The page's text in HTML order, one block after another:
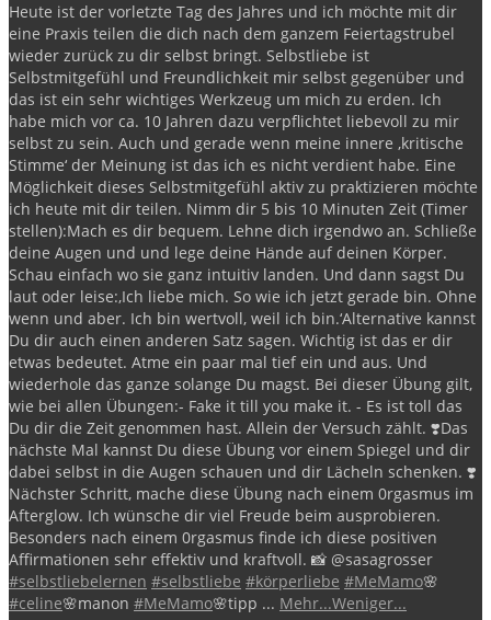
Heute ist der vorletzte Tag des Jahres und ich möchte mit dir
eine Praxis teilen die dich nach dem ganzem Feiertagstrubel
wieder zurück zu dir selbst bringt. Selbstliebe ist
Selbstmitgefühl und Freundlichkeit mir selbst gegenüber und
das ist ein sehr wichtiges Werkzeug um mich zu erden. Ich
habe mich vor ca. 10 Jahren dazu verpflichtet liebevoll zu mir
selbst zu sein. Auch und gerade wenn meine innere ‚kritische
Stimme‘ der Meinung ist das ich es nicht verdient habe. Eine
Möglichkeit dieses Selbstmitgefühl aktiv zu praktizieren möchte
ich heute mit dir teilen. Nimm dir 5 bis 10 Minuten Zeit (Timer
stellen):Mach es dir bequem. Lehne dich irgendwo an. Schließe
deine Augen und und lege deine Hände auf deinen Körper.
Schau einfach wo sie ganz intuitiv landen. Und dann sagst Du
laut oder leise:‚Ich liebe mich. So wie ich jetzt gerade bin. Ohne
wenn und aber. Ich bin wertvoll, weil ich bin.‘Alternative kannst
Du dir auch einen anderen Satz sagen. Wichtig ist das er dir
etwas bedeutet. Atme ein paar mal tief ein und aus. Und
wiederhole das ganze solange Du magst. Bei dieser Übung gilt,
wie bei allen Übungen:- Fake it till you make it. - Es ist toll das
Du dir die Zeit genommen hast. Allein der Versuch zählt. ❣️Das
nächste Mal kannst Du diese Übung vor einem Spiegel und dir
dabei selbst in die Augen schauen und dir Lächeln schenken. ❣️
Nächster Schritt, mache diese Übung nach einem 0rgasmus im
Afterglow. Ich wünsche dir viel Freude beim ausprobieren.
Besonders nach einem 0rgasmus finde ich diese positiven
Affirmationen sehr effektiv und kraftvoll. 📸 @sasagrosser
#selbstliebelernen #selbstliebe #körperliebe #MeMamo🌸
#celine🌸manon #MeMamo🌸tipp ... Mehr...Weniger...